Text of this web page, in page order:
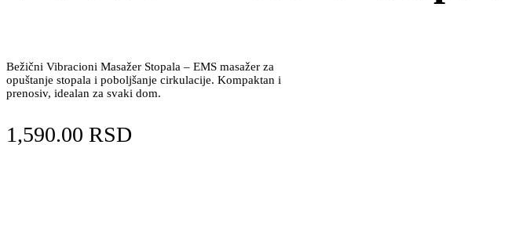
Bežični Vibracioni Masažer Stopala – EMS masažer za
opuštanje stopala i poboljšanje cirkulacije. Kompaktan i
prenosiv, idealan za svaki dom.
1,590.00 RSD